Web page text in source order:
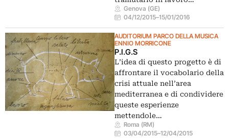
Genova (GE)
04/12/2015–15/01/2016
AUDITORIUM PARCO DELLA MUSICA
ENNIO MORRICONE
P.I.G.S
L’idea di questo progetto è di
affrontare il vocabolario della
crisi attuale nell’area
mediterranea e di condividere
queste esperienze
mettendole…
Roma (RM)
03/04/2015–12/04/2015